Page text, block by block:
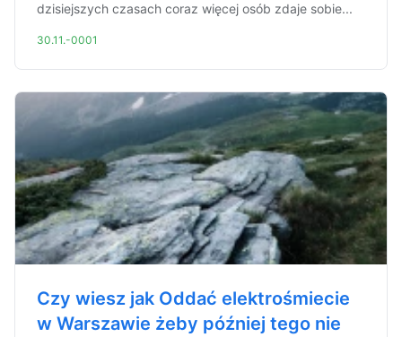
dzisiejszych czasach coraz więcej osób zdaje sobie...
30.11.-0001
Czy wiesz jak Oddać elektrośmiecie
w Warszawie żeby później tego nie